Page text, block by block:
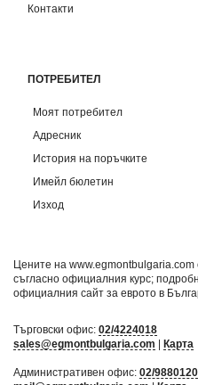
Контакти
ПОТРЕБИТЕЛ
Моят потребител
Адресник
История на поръчките
Имейл бюлетин
Изход
Цените на
съгласно официалния курс;
официалния сайт за еврото в
Търговски офис: 02/4224018
sales@egmontbulgaria.com
Карта
Административен офис: 02/9880120